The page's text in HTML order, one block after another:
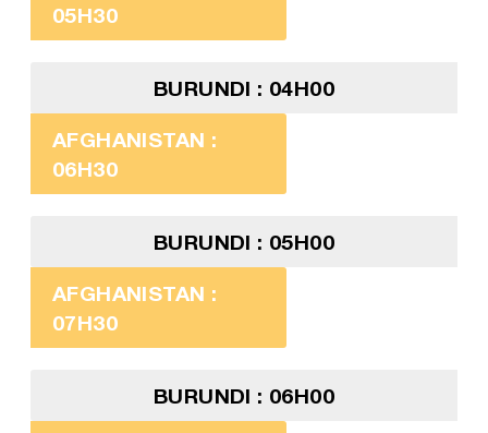
05H30
BURUNDI : 04H00
AFGHANISTAN :
06H30
BURUNDI : 05H00
AFGHANISTAN :
07H30
BURUNDI : 06H00